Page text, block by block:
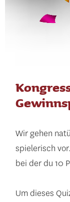
Wir gehen
spielerisch
bei der du 10
Um dieses